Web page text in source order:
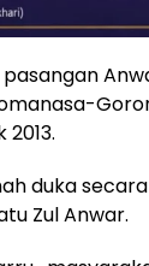
duka
Zul Anwar.